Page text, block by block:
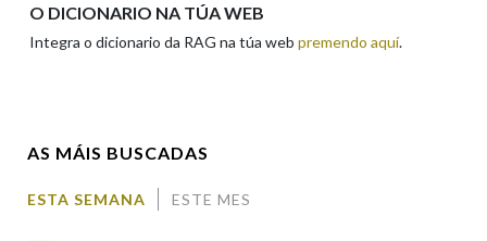
O DICIONARIO NA TÚA WEB
Integra o dicionario da RAG na túa web premendo aquí.
AS MÁIS BUSCADAS
ESTA SEMANA ESTE MES